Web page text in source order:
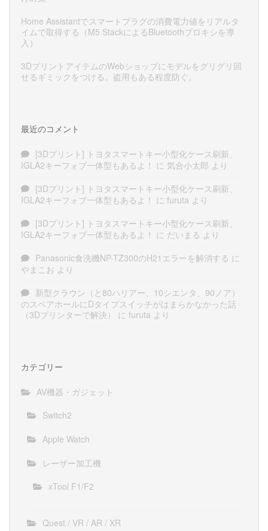
Home Assistantでスマートプラグの消費電力値をリアルタ
イムで取得する（M5 StackによるBluetoothプロキシを導
入）
3DプリントアイテムのWebショップにモデルをグリグリ回
せるギミックをつける。盗用もある程度防ぐ。
最近のコメント
[3Dプリント] トヨタスマートキー小型化ケース刷新、
IGLA2キーフォブ一体型もあるよ！ に 気合小太郎 より
[3Dプリント] トヨタスマートキー小型化ケース刷新、
IGLA2キーフォブ一体型もあるよ！ に furuta より
[3Dプリント] トヨタスマートキー小型化ケース刷新、
IGLA2キーフォブ一体型もあるよ！ に だいまる より
Panasonic食洗機NP-TZ300のH21エラーを解消する に
やまこお より
新型クラウン（と80ハリアー、10シエンタ、90ノア）
のスペアホールにDタイプスイッチがはまらかなかった話
（3Dプリンターで解決）
に furuta より
カテゴリー
AV機器・ガジェット
Switch2
Apple Watch
レーザー加工機
xTool F1/F2
Quest / VR / AR / XR